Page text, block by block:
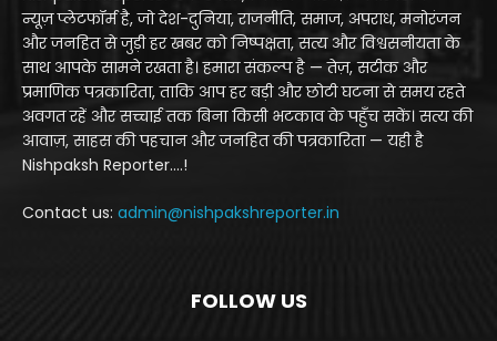
न्यूज़ प्लेटफॉर्म है, जो देश-दुनिया, राजनीति, समाज, अपराध, मनोरंजन
और जनहित से जुड़ी हर खबर को निष्पक्षता, सत्य और विश्वसनीयता के
साथ आपके सामने रखता है। हमारा संकल्प है — तेज़, सटीक और
प्रमाणिक पत्रकारिता, ताकि आप हर बड़ी और छोटी घटना से समय रहते
अवगत रहें और सच्चाई तक बिना किसी भटकाव के पहुँच सकें। सत्य की
आवाज़, साहस की पहचान और जनहित की पत्रकारिता — यही है
Nishpaksh Reporter....!
Contact us: admin@nishpakshreporter.in
FOLLOW US